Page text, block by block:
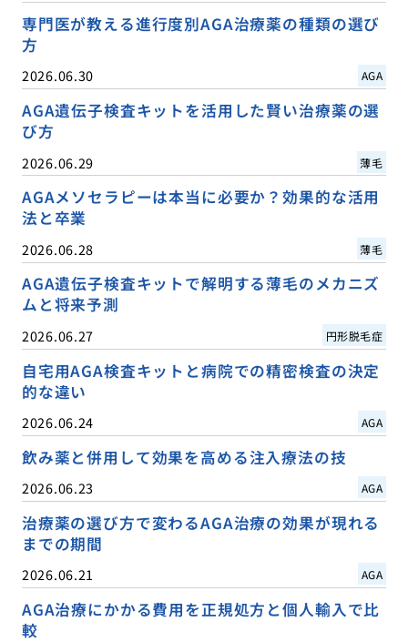
専門医が教える進行度別AGA治療薬の種類の選び
方
2026.06.30 AGA
AGA遺伝子検査キットを活用した賢い治療薬の選
び方
2026.06.29 薄毛
AGAメソセラピーは本当に必要か？効果的な活用
法と卒業
2026.06.28 薄毛
AGA遺伝子検査キットで解明する薄毛のメカニズ
ムと将来予測
2026.06.27 円形脱毛症
自宅用AGA検査キットと病院での精密検査の決定
的な違い
2026.06.24 AGA
飲み薬と併用して効果を高める注入療法の技
2026.06.23 AGA
治療薬の選び方で変わるAGA治療の効果が現れる
までの期間
2026.06.21 AGA
AGA治療にかかる費用を正規処方と個人輸入で比
較